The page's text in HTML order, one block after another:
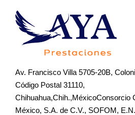
Av. Francisco Villa 5705-20B,
Código Postal 31110,
Chihuahua,Chih.,MéxicoConsorcio
México, S.A. de C.V., SOFOM,